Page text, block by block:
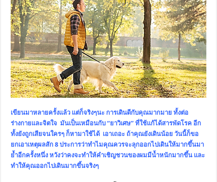
เขียนมาหลายครั้งแล้ว แต่ก็จริงๆนะ การเดินดีกับคุณมากมาย ทั้งต่อ
ร่างกายและจิตใจ มันเป็นเหมือนกับ “ยาวิเศษ” ที่ใช้แก้ได้สารพัดโรค อีก
ทั้งยังถูกเสียจนใครๆ ก็หามาใช้ได้ เอาเถอะ ถ้าคุณยังเดินน้อย วันนี้ก็ขอ
ยกเอาเหตุผลสัก 8 ประการว่าทำไมคุณควรจะลุกออกไปเดินให้มากขึ้นมา
ย้ำอีกครั้งหนึ่ง หวังว่าคงจะทำให้คำเชิญชวนของผมมีน้ำหนักมากขึ้น และ
ทำให้คุณออกไปเดินมากขึ้นจริงๆ